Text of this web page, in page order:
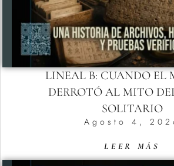
LINEAL B: CUANDO EL
DERROTÓ AL MITO
SOLITARIO
Agosto 4,
LEER MÁS